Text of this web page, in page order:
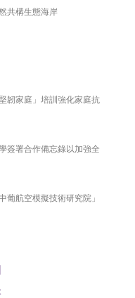
韌家庭」培訓強化家庭抗
簽署合作備忘錄以加強全
葡航空模擬技術研究院」
共構生態海岸